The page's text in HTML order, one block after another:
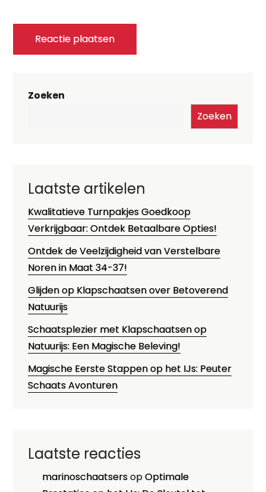
Zoeken
Zoeken
Laatste artikelen
Kwalitatieve Turnpakjes Goedkoop
Verkrijgbaar: Ontdek Betaalbare Opties!
Ontdek de Veelzijdigheid van Verstelbare
Noren in Maat 34-37!
Glijden op Klapschaatsen over Betoverend
Natuurijs
Schaatsplezier met Klapschaatsen op
Natuurijs: Een Magische Beleving!
Magische Eerste Stappen op het IJs: Peuter
Schaats Avonturen
Laatste reacties
marinoschaatsersopOptimale